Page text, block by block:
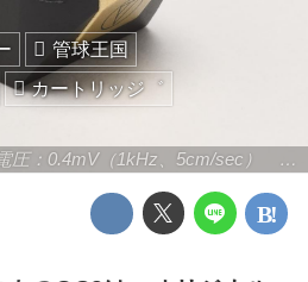
●発電方式：MC型 ●出力電圧：0.4mV（1kHz、5cm/sec） ●コイルインピーダンス：12Ω（1kHz） ●適正針圧：1.8～2.2g（2.0g標準） ●カンチレバー：φ0.28mmソリッドボロン ●スタイラス：無垢特殊ラインコンタクト針 ●自重：7.6g ●針交換価格：￥68,600(税別)
管球王国
カートリッジ゛